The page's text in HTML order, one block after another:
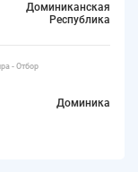
Доминиканская
Республика
- Отбор
Доминика